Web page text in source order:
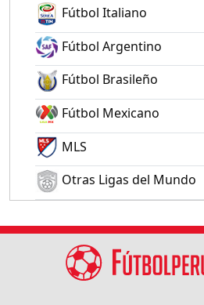
Fútbol Italiano
Fútbol Argentino
Fútbol Brasileño
Fútbol Mexicano
MLS
Otras Ligas del Mundo